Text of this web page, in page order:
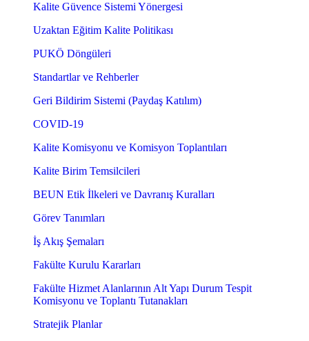
Kalite Güvence Sistemi Yönergesi
Uzaktan Eğitim Kalite Politikası
PUKÖ Döngüleri
Standartlar ve Rehberler
Geri Bildirim Sistemi (Paydaş Katılım)
COVID-19
Kalite Komisyonu ve Komisyon Toplantıları
Kalite Birim Temsilcileri
BEUN Etik İlkeleri ve Davranış Kuralları
Görev Tanımları
İş Akış Şemaları
Fakülte Kurulu Kararları
Fakülte Hizmet Alanlarının Alt Yapı Durum Tespit
Komisyonu ve Toplantı Tutanakları
Stratejik Planlar